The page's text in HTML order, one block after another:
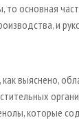
то основная
и
выяснено,
которые